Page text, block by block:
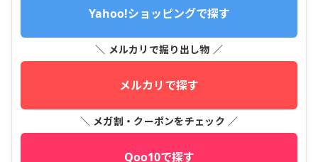
Yahoo!ショッピングで探す
＼ メルカリで掘り出し物 ／
メルカリで探す
＼ メガ割・クーポンをチェック ／
Qoo10で探す